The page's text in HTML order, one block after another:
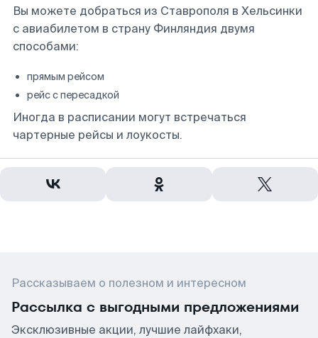
Вы можете добраться из Ставрополя в Хельсинки
с авиабилетом в страну Финляндия двумя
способами:
прямым рейсом
рейс с пересадкой
Иногда в расписании могут встречаться
чартерные рейсы и лоукосты.
Рассказываем о полезном и интересном
Рассылка с выгодными предложениями
Эксклюзивные акции, лучшие лайфхаки,